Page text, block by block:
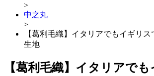
>
中之丸
>
【葛利毛織】イタリアでもイギリ
生地
【葛利毛織】イタリアで